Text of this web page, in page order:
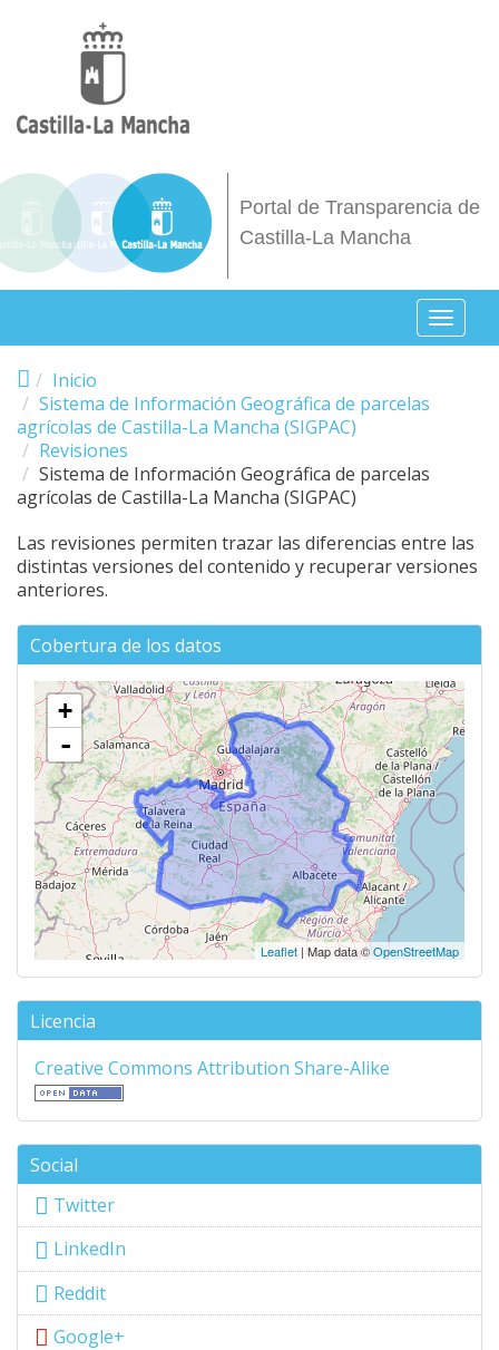
Portal de Transparencia de
Castilla-La Mancha
Toggle
Inicio
Sistema de Información Geográfica de parcelas
agrícolas de Castilla-La Mancha (SIGPAC)
Revisiones
Sistema de Información Geográfica de parcelas
agrícolas de Castilla-La Mancha (SIGPAC)
Las revisiones permiten trazar las diferencias entre las
distintas versiones del contenido y recuperar versiones
anteriores.
Cobertura de los datos
+
-
Leaflet| Map data ©OpenStreetMap
Licencia
Creative Commons Attribution Share-Alike
Social
Twitter
LinkedIn
Reddit
Google+